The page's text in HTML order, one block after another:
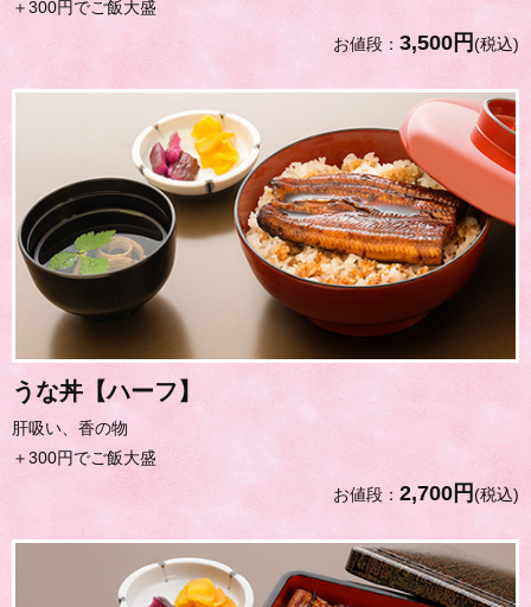
＋300円でご飯大盛
お値段： 3,500円(税込)
うな丼【ハーフ】
肝吸い、香の物
＋300円でご飯大盛
お値段： 2,700円(税込)